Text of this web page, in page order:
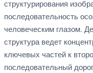
структурирования
последовательность
человеческим глазом.
структура ведет
ключевых частей к
последовательный